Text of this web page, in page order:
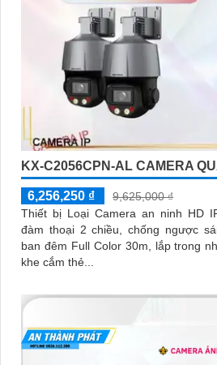
KX-C2056CPN-AL CAMERA
6,256,250 ₫
9,625,000 ₫
Thiết bị Loại Camera an ninh HD
đàm thoại 2 chiều, chống ngược
ban đêm Full Color 30m, lắp trong
khe cắm thẻ...